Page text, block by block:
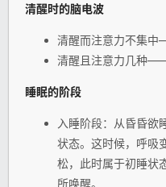
清醒时的脑电波
清醒而注意力不集
清醒且注意力几种
睡眠的阶段
入睡阶段：从昏昏欲
状态。这时候，呼吸
松，此时属于初睡状
所唤醒。